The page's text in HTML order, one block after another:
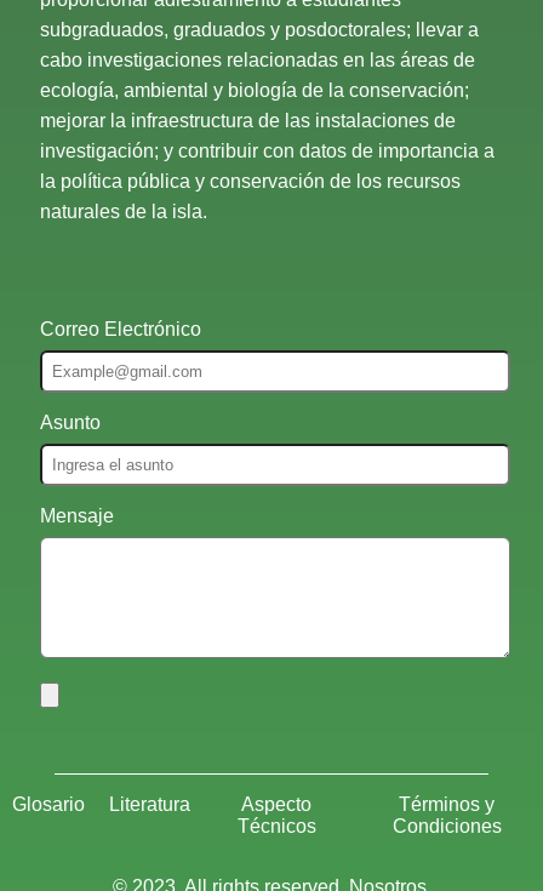
subgraduados, graduados y posdoctorales; llevar a
cabo investigaciones relacionadas en las áreas de
ecología, ambiental y biología de la conservación;
mejorar la infraestructura de las instalaciones de
investigación; y contribuir con datos de importancia a
la política pública y conservación de los recursos
naturales de la isla.
Correo Electrónico
Asunto
Mensaje
Glosario Literatura
Aspecto
Técnicos
Términos y
Condiciones